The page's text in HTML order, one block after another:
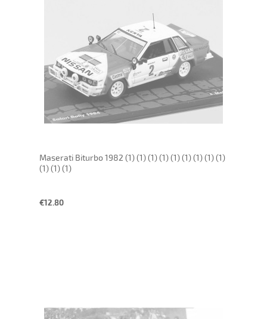
Maserati Biturbo 1982 (1) (1) (1) (1) (1) (1) (1) (1) (1)
(1) (1) (1)
€12.80